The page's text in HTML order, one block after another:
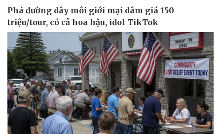
Thể thao
Bóng đá
Ô tô - Xe máy
Ô tô